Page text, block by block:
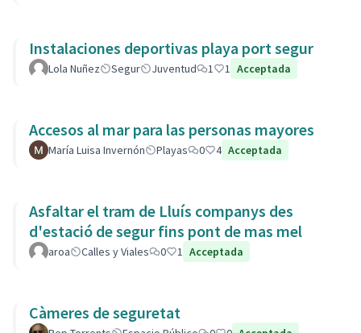
Instalaciones deportivas playa port segur
Lola Nuñez Segur Juventud 1 1 Acceptada
Accesos al mar para las personas mayores
María Luisa Invernón Playas 0 4 Acceptada
Asfaltar el tram de Lluís companys des
d'estació de segur fins pont de mas mel
aroa Calles y Viales 0 1 Acceptada
Càmeres de seguretat